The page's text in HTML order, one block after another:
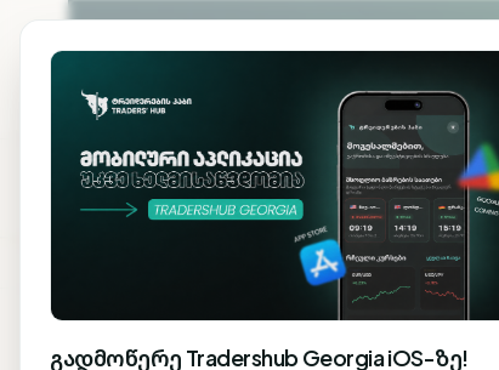
გადადი ძირითად შინაარსზე
მთავარი
ჩვენ
შესახებ
გადმოწერე Tradershub Georgia iOS-ზე!